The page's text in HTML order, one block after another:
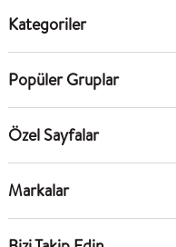
Kategoriler
Popüler Gruplar
Özel Sayfalar
Markalar